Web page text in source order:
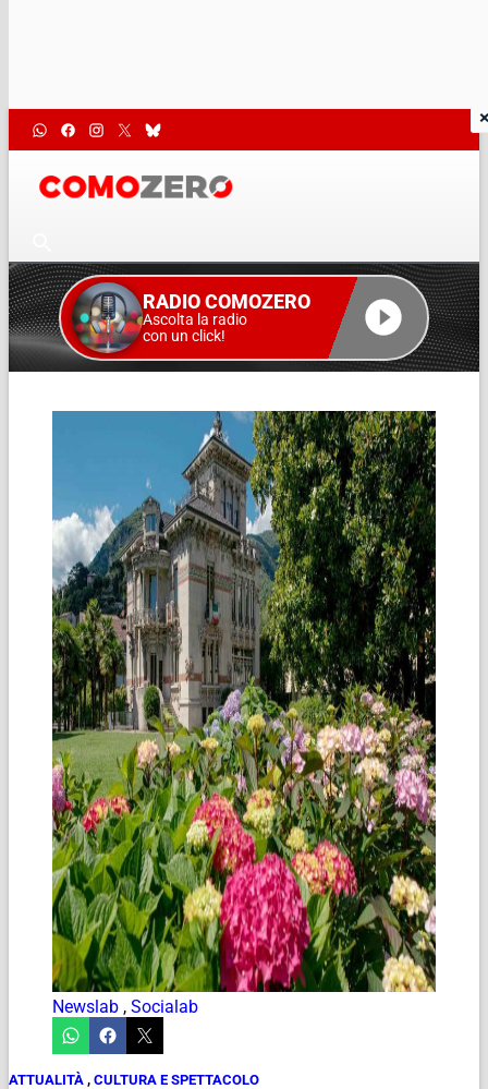
RADIO COMOZERO
Ascolta la radio
con un click!
Newslab , Socialab
ATTUALITÀ , CULTURA E SPETTACOLO